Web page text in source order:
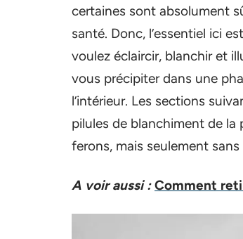
certaines sont absolument
santé. Donc, l’essentiel ici
voulez éclaircir, blanchir et
vous précipiter dans une
l’intérieur. Les sections
pilules de blanchiment de la
ferons, mais seulement
A voir aussi : Comment